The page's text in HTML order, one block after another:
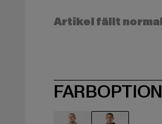
Artikel fällt